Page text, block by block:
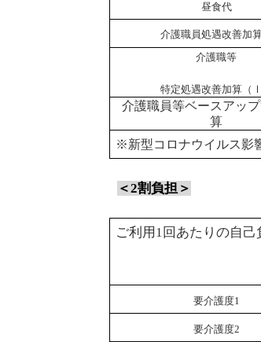
昼食代
介護職員処遇改善加
介護職等
特定処遇改善加算（Ⅰ
介護職員等ベースアッ
算
※新型コロナウイルス影
＜2割負担＞
ご利用 1回あたりの自己
要介護度1
要介護度2